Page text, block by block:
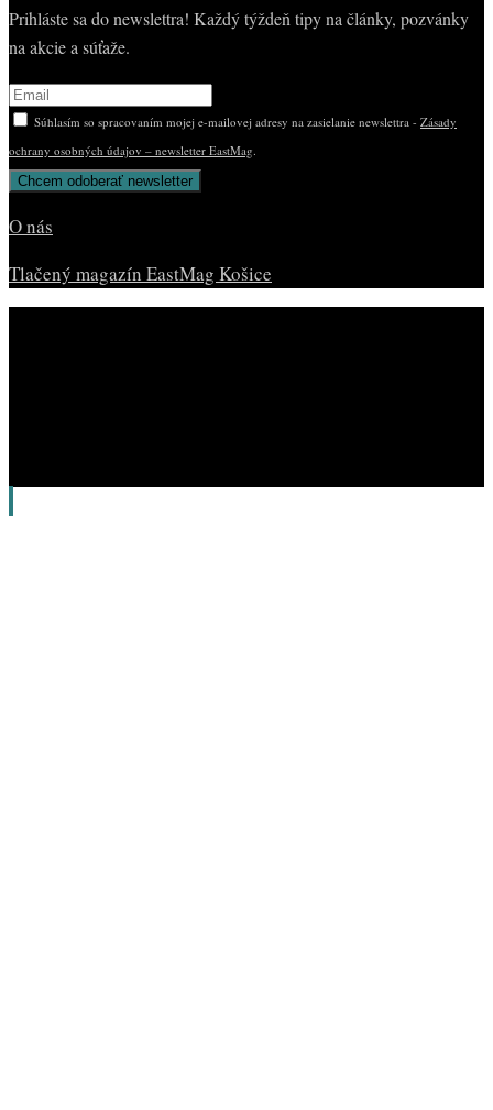
Prihláste sa do newslettra! Každý týždeň tipy na články, pozvánky
na akcie a súťaže.
Súhlasím so spracovaním mojej e-mailovej adresy na zasielanie newslettra - Zásady
ochrany osobných údajov – newsletter EastMag.
O nás
Tlačený magazín EastMag Košice